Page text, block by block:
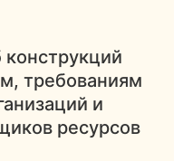
требованиям
и
ресурсов